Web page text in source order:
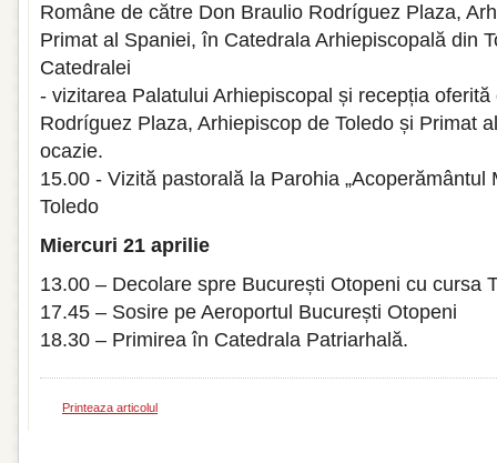
Române de către Don Braulio Rodríguez Plaza,
Primat al Spaniei, în Catedrala Arhiepiscopală din
Catedralei
- vizitarea Palatului Arhiepiscopal și recepția
Rodríguez Plaza, Arhiepiscop de Toledo și Primat
ocazie.
15.00 - Vizită pastorală la Parohia „Acoperământul
Toledo
Miercuri 21 aprilie
13.00 – Decolare spre București Otopeni cu cursa
17.45 – Sosire pe Aeroportul București Otopeni
18.30 – Primirea în Catedrala Patriarhală.
Printeaza articolul